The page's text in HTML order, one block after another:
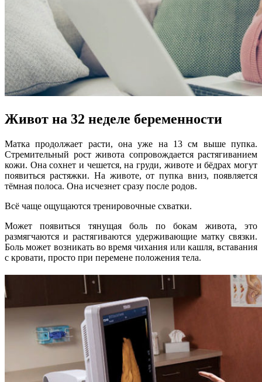
Живот на 32 неделе беременности
Матка продолжает расти, она уже на 13 см выше пупка.
Стремительный рост живота сопровождается растягиванием
кожи. Она сохнет и чешется, на груди, животе и бёдрах могут
появиться растяжки. На животе, от пупка вниз, появляется
тёмная полоса. Она исчезнет сразу после родов.
Всё чаще ощущаются тренировочные схватки.
Может появиться тянущая боль по бокам живота, это
размягчаются и растягиваются удерживающие матку связки.
Боль может возникать во время чихания или кашля, вставания
с кровати, просто при перемене положения тела.